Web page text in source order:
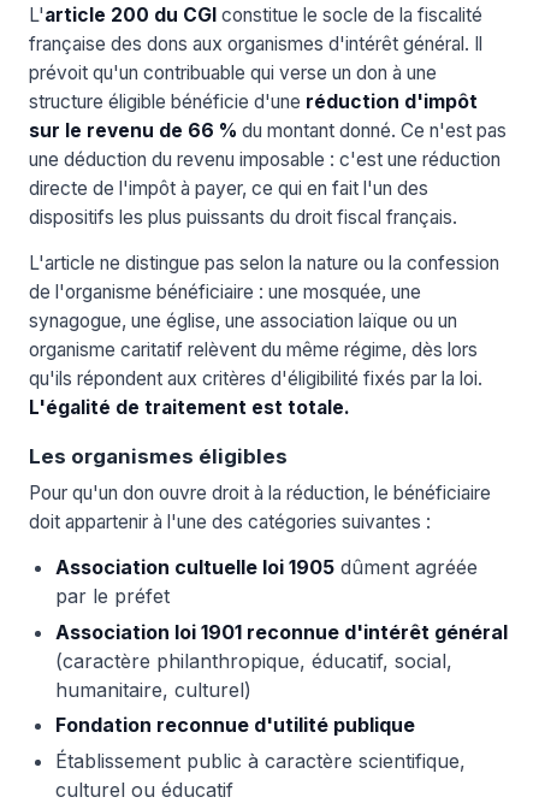
L'article 200 du CGI constitue le socle de la fiscalité
française des dons aux organismes d'intérêt général. Il
prévoit qu'un contribuable qui verse un don à une
structure éligible bénéficie d'une réduction d'impôt
sur le revenu de 66 % du montant donné. Ce n'est pas
une déduction du revenu imposable : c'est une réduction
directe de l'impôt à payer, ce qui en fait l'un des
dispositifs les plus puissants du droit fiscal français.
L'article ne distingue pas selon la nature ou la confession
de l'organisme bénéficiaire : une mosquée, une
synagogue, une église, une association laïque ou un
organisme caritatif relèvent du même régime, dès lors
qu'ils répondent aux critères d'éligibilité fixés par la loi.
L'égalité de traitement est totale.
Les organismes éligibles
Pour qu'un don ouvre droit à la réduction, le bénéficiaire
doit appartenir à l'une des catégories suivantes :
Association cultuelle loi 1905 dûment agréée
par le préfet
Association loi 1901 reconnue d'intérêt général
(caractère philanthropique, éducatif, social,
humanitaire, culturel)
Fondation reconnue d'utilité publique
Établissement public à caractère scientifique,
culturel ou éducatif